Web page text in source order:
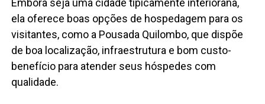
Embora seja uma cidade tipicamente interiorana,
ela oferece boas opções de hospedagem para os
visitantes, como a Pousada Quilombo, que dispõe
de boa localização, infraestrutura e bom custo-
benefício para atender seus hóspedes com
qualidade.